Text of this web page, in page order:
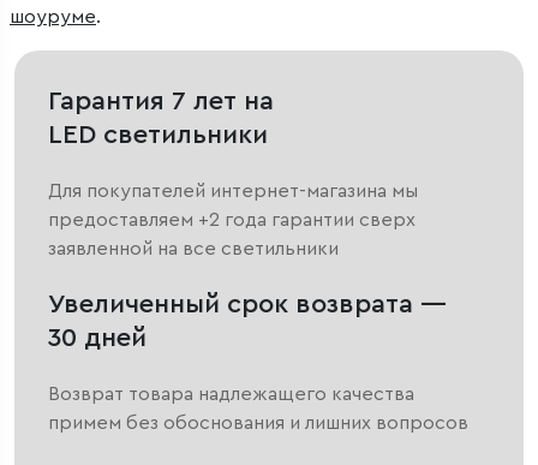
шоуруме.
Гарантия 7 лет на
LED светильники
Для покупателей интернет-магазина мы
предоставляем +2 года гарантии сверх
заявленной на все светильники
Увеличенный срок возврата —
30 дней
Возврат товара надлежащего качества
примем без обоснования и лишних вопросов